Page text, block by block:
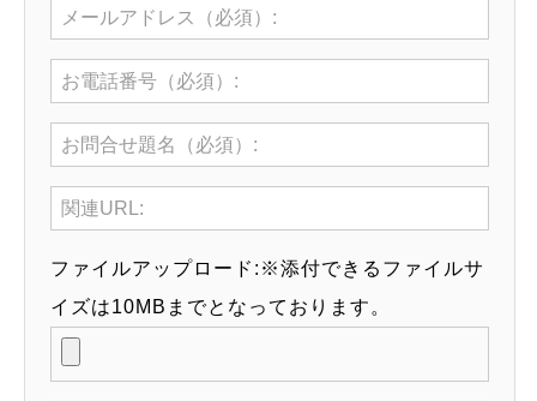
ファイルアップロード:※添付できるファイルサ
イズは10MBまでとなっております。